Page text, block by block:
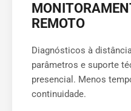
REMOTO
Diagnósticos à
parâmetros e suporte
presencial. Menos
continuidade.